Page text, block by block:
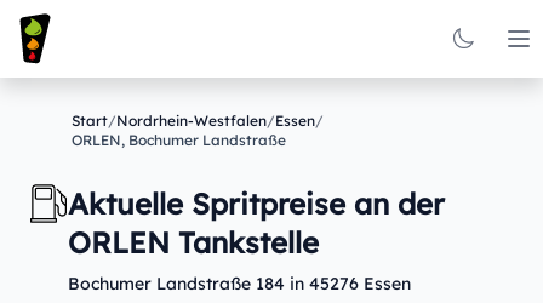
Start/Nordrhein-Westfalen/Essen/
ORLEN, Bochumer Landstraße
Aktuelle Spritpreise an der
ORLEN Tankstelle
Bochumer Landstraße 184 in 45276 Essen